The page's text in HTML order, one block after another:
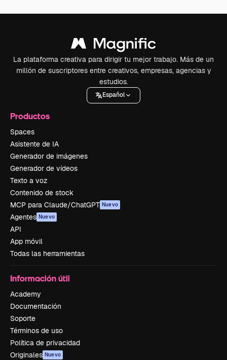
La plataforma creativa para dirigir tu mejor trabajo. Más de un
millón de suscriptores entre creativos, empresas, agencias y
estudios.
Español
Productos
Spaces
Asistente de IA
Generador de imágenes
Generador de vídeos
Texto a voz
Contenido de stock
MCP para Claude/ChatGPT Nuevo
Agentes Nuevo
API
App móvil
Todas las herramientas
Información útil
Academy
Documentación
Soporte
Términos de uso
Política de privacidad
Originales Nuevo